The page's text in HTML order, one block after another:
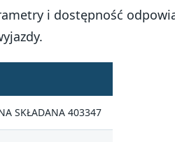
i dostępność
SKŁADANA 403347